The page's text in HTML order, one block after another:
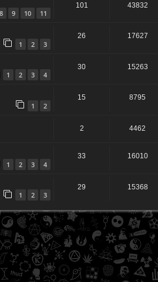
8 9 10 11
101 43832
1 2 3
26 17627
1 2 3 4
30 15263
1 2
15 8795
2 4462
1 2 3 4
33 16010
1 2 3
29 15368